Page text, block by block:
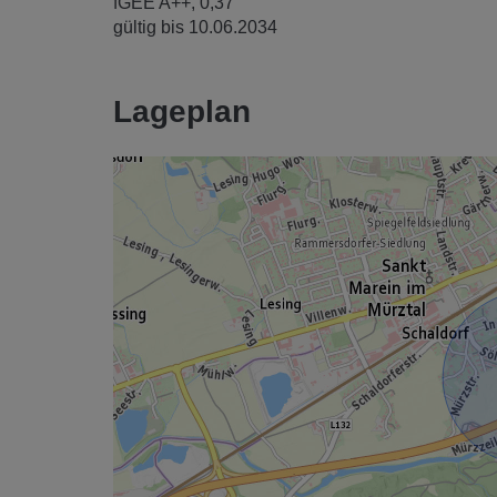
gültig bis 10.06.2034
Lageplan